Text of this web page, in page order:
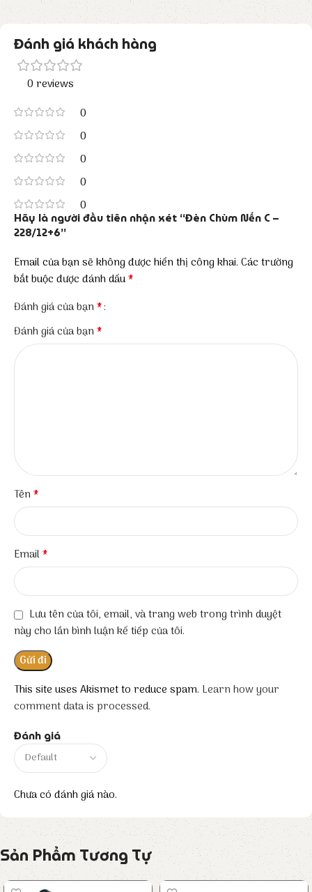
Đánh giá khách hàng
0 reviews
0
0
0
0
0
Đánh giá
Chưa có đánh giá nào.
Hãy là người đầu tiên nhận xét “Đèn Chùm Nến C –
228/12+6”
Email của bạn sẽ không được hiển thị công khai. Các trường
bắt buộc được đánh dấu*
Đánh giá của bạn*
Đánh giá của bạn*
Tên*
Email*
Lưu tên của tôi, email, và trang web trong trình duyệt
này cho lần bình luận kế tiếp của tôi.
This site uses Akismet to reduce spam. Learn how your
comment data is processed.
Sản Phẩm Tương Tự